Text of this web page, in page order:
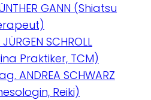
GANN (Shiatsu
JÜRGEN SCHROLL
Praktiker, TCM)
ANDREA SCHWARZ
Reiki)